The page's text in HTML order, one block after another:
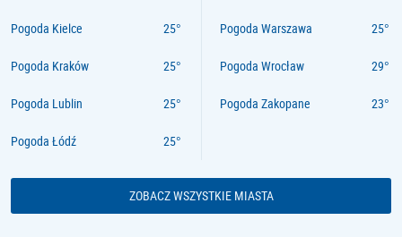
Pogoda Kielce
Pogoda Kraków
Pogoda Lublin
Pogoda Łódź
Pogoda Warszawa
Pogoda Wrocław
Pogoda Zakopane
ZOBACZ WSZYSTKIE MIASTA